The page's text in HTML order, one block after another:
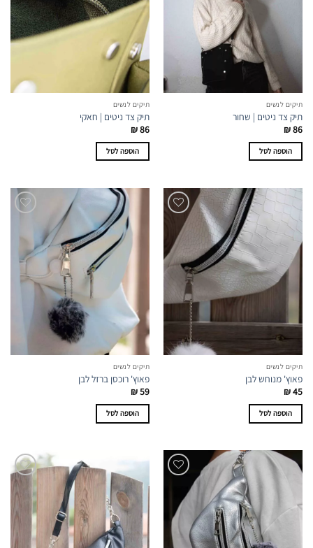
תיקים לנשים
תיק צד ניטים | שחור
₪86
הוספה לסל
תיקים לנשים
תיק צד ניטים | חאקי
₪86
הוספה לסל
תיקים לנשים
פאוץ' מנוחש לבן
₪45
הוספה לסל
תיקים לנשים
פאוץ' רוכסן ברזל לבן
₪59
הוספה לסל